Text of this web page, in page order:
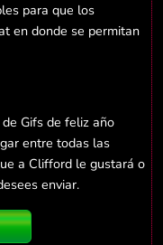
para que los
en donde se permitan
Gifs de feliz año
entre todas las
a Clifford le gustará o
enviar.